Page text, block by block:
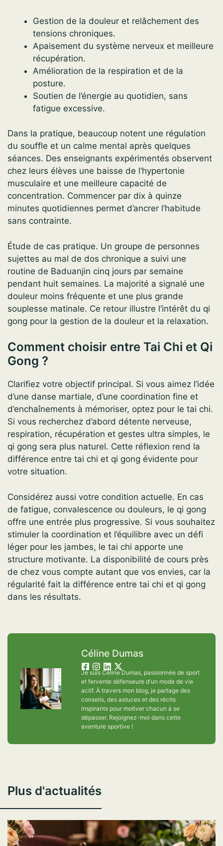
Gestion de la douleur et relâchement des
tensions chroniques.
Apaisement du système nerveux et meilleure
récupération.
Amélioration de la respiration et de la
posture.
Soutien de l’énergie au quotidien, sans
fatigue excessive.
Dans la pratique, beaucoup notent une régulation
du souffle et un calme mental après quelques
séances. Des enseignants expérimentés observent
chez leurs élèves une baisse de l’hypertonie
musculaire et une meilleure capacité de
concentration. Commencer par dix à quinze
minutes quotidiennes permet d’ancrer l’habitude
sans contrainte.
Étude de cas pratique. Un groupe de personnes
sujettes au mal de dos chronique a suivi une
routine de Baduanjin cinq jours par semaine
pendant huit semaines. La majorité a signalé une
douleur moins fréquente et une plus grande
souplesse matinale. Ce retour illustre l’intérêt du qi
gong pour la gestion de la douleur et la relaxation.
Comment choisir entre Tai Chi et Qi
Gong ?
Clarifiez votre objectif principal. Si vous aimez l’idée
d’une danse martiale, d’une coordination fine et
d’enchaînements à mémoriser, optez pour le tai chi.
Si vous recherchez d’abord détente nerveuse,
respiration, récupération et gestes ultra simples, le
qi gong sera plus naturel. Cette réflexion rend la
différence entre tai chi et qi gong évidente pour
votre situation.
Considérez aussi votre condition actuelle. En cas
de fatigue, convalescence ou douleurs, le qi gong
offre une entrée plus progressive. Si vous souhaitez
stimuler la coordination et l’équilibre avec un défi
léger pour les jambes, le tai chi apporte une
structure motivante. La disponibilité de cours près
de chez vous compte autant que vos envies, car la
régularité fait la différence entre tai chi et qi gong
dans les résultats.
Céline Dumas
Je suis Céline Dumas, passionnée de sport
et fervente défenseure d'un mode de vie
actif. À travers mon blog, je partage des
conseils, des astuces et des récits
inspirants pour motiver chacun à se
dépasser. Rejoignez-moi dans cette
aventure sportive !
Plus d'actualités